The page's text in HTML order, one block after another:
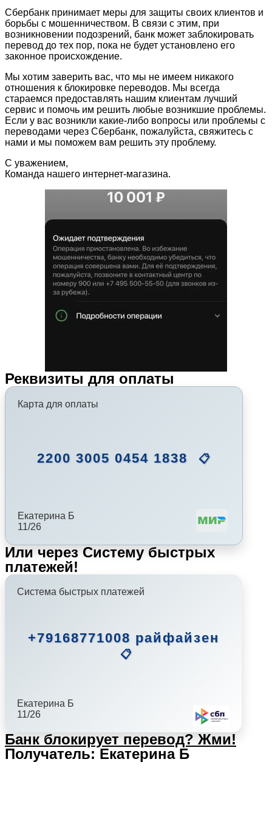
Сбербанк принимает меры для защиты своих клиентов и
борьбы с мошенничеством. В связи с этим, при
возникновении подозрений, банк может заблокировать
перевод до тех пор, пока не будет установлено его
законное происхождение.
Мы хотим заверить вас, что мы не имеем никакого
отношения к блокировке переводов. Мы всегда
стараемся предоставлять нашим клиентам лучший
сервис и помочь им решить любые возникшие проблемы.
Если у вас возникли какие-либо вопросы или проблемы с
переводами через Сбербанк, пожалуйста, свяжитесь с
нами и мы поможем вам решить эту проблему.
С уважением,
Команда нашего интернет-магазина.
Реквизиты для оплаты
Карта для оплаты
2200 3005 0454 1838 📋
Екатерина Б
11/26
Или через Систему быстрых
платежей!
Система быстрых платежей
+79168771008 райфайзен
📋
Екатерина Б
11/26
Банк блокирует перевод? Жми!
Получатель: Екатерина Б